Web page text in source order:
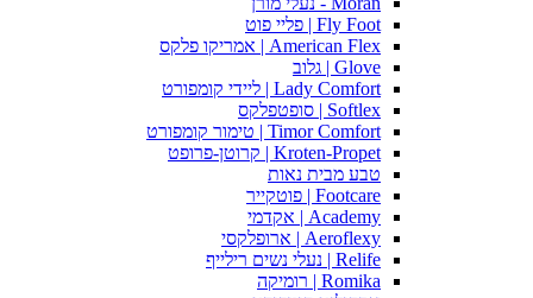
Fly Foot | פליי פוט
American Flex | אמריקו פלקס
Glove | גלוב
Lady Comfort | ליידי קומפורט
Softlex | סופטפלקס
Timor Comfort | טימור קומפורט
Kroten-Propet | קרוטן-פרופט
טבע מבית נאות
Footcare | פוטקייר
Academy | אקדמי
Aeroflexy | ארופלקסי
Relife | נעלי נשים רילייף
Romika | רומיקה